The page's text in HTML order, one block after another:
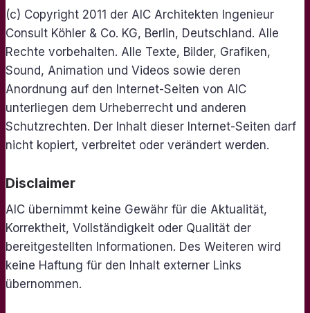
(c) Copyright 2011 der AIC Architekten Ingenieur
Consult Köhler & Co. KG, Berlin, Deutschland. Alle
Rechte vorbehalten. Alle Texte, Bilder, Grafiken,
Sound, Animation und Videos sowie deren
Anordnung auf den Internet-Seiten von AIC
unterliegen dem Urheberrecht und anderen
Schutzrechten. Der Inhalt dieser Internet-Seiten darf
nicht kopiert, verbreitet oder verändert werden.
Disclaimer
AIC übernimmt keine Gewähr für die Aktualität,
Korrektheit, Vollständigkeit oder Qualität der
bereitgestellten Informationen. Des Weiteren wird
keine Haftung für den Inhalt externer Links
übernommen.